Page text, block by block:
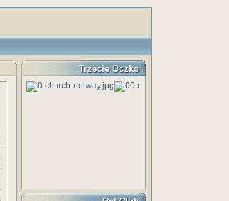
Trzecie Oczko